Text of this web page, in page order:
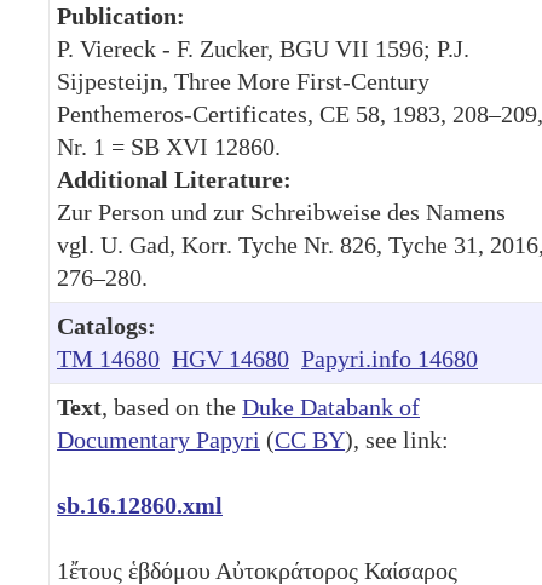
Publication:
P. Viereck - F. Zucker, BGU VII 1596; P.J.
Sijpesteijn, Three More First-Century
Penthemeros-Certificates, CE 58, 1983, 208–209,
Nr. 1 = SB XVI 12860.
Additional Literature:
Zur Person und zur Schreibweise des Namens
vgl. U. Gad, Korr. Tyche Nr. 826, Tyche 31,
276–280.
Catalogs:
TM 14680 HGV 14680 Papyri.info 14680
Text, based on the Duke Databank of
Documentary Papyri (CC BY), see link:
sb.16.12860.xml
1ἔτους ἑβδόμου Αὐτοκράτορος Καίσαρος